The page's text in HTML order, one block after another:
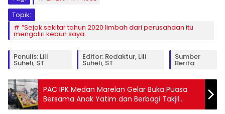
Topik:
“Sejak sekitar tahun 2020 limbah dari perusahaan itu
mengaliri kebun saya.
Penulis: Lili
Suheli, ST
Editor: Redaktur, Lili
Suheli, ST
Sumber
Berita
PAC IPK Medan Marelan Gelar Buka Puasa
Bersama Anak Yatim dan Berbagi Takjil
kepada Masyarakat